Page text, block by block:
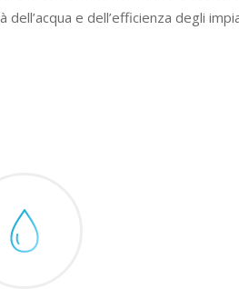
dell’acqua e dell’efficienza degli